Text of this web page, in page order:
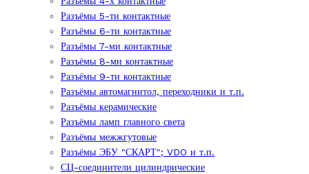
Разъёмы 5-ти контактные
Разъёмы 6-ти контактные
Разъёмы 7-ми контактные
Разъёмы 8-ми контактные
Разъёмы 9-ти контактные
Разъёмы автомагнитол, переходники и т.п.
Разъёмы керамические
Разъёмы ламп главного света
Разъёмы межжгутовые
Разъёмы ЭБУ "СКАРТ"; VDO и т.п.
СЦ-соединители цилиндрические